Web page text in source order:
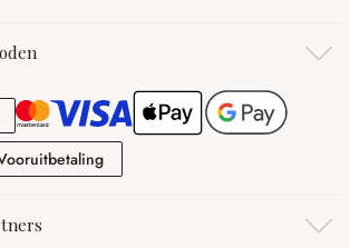
Vooruitbetaling